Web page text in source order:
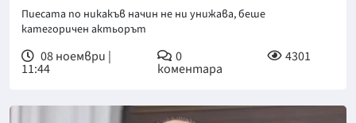
Пиесата по никакъв начин не ни унижава, беше
категоричен актьорът
08 ноември |
11:44
0
коментара
4301